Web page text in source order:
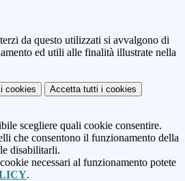
da questo utilizzati si avvalgono di
ed utili alle finalità illustrate nella
i cookies Accetta tutti i cookies
scegliere quali cookie consentire.
che consentono il funzionamento della
disabilitarli.
necessari al funzionamento potete
.